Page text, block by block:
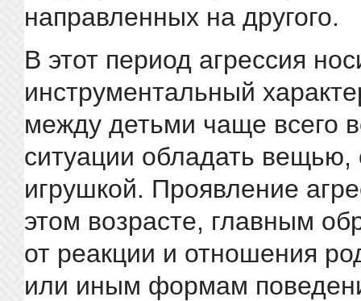
направленных на другого.
В этот период агрессия
инструментальный
между детьми чаще всего
ситуации обладать
игрушкой. Проявление
этом возрасте, главным
от реакции и отношения
или иным формам